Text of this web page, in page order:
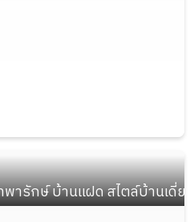
พารักษ์ บ้านแฝด สไตล์บ้านเดี่